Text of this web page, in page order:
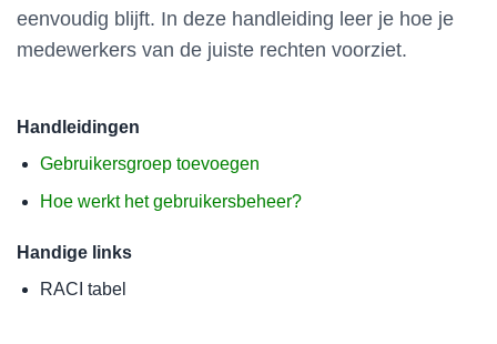
eenvoudig blijft. In deze handleiding leer je hoe je
medewerkers van de juiste rechten voorziet.
Handleidingen
Gebruikersgroep toevoegen
Hoe werkt het gebruikersbeheer?
Handige links
RACI tabel